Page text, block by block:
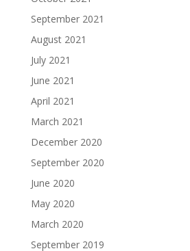
September 2021
August 2021
July 2021
June 2021
April 2021
March 2021
December 2020
September 2020
June 2020
May 2020
March 2020
September 2019